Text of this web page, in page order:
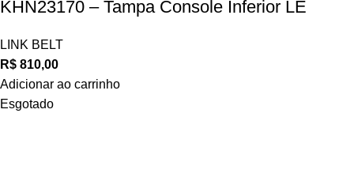
KHN23170 – Tampa Console Inferior LE
LINK BELT
R$ 810,00
Adicionar ao carrinho
Esgotado